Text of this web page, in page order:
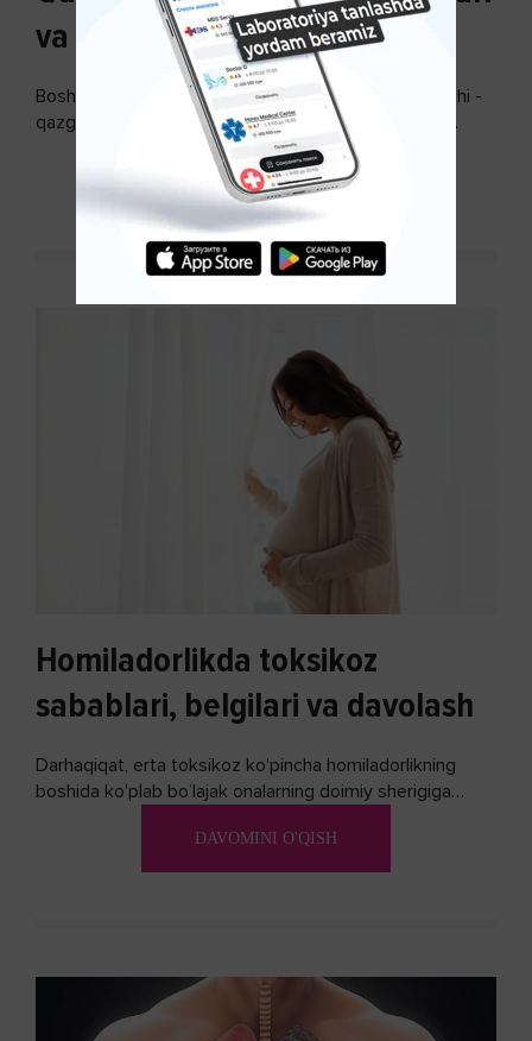
va uni davolash
Bosh terisidagi mayda yoki katta teri bo’laklari ajralishi -
qazg’oq deyiladi. Ular katta miqdorda bo’lsa, kiyim-
kechakka tushib, yoqimsiz...
DAVOMINI O'QISH
Homiladorlikda toksikoz
sabablari, belgilari va davolash
Darhaqiqat, erta toksikoz ko'pincha homiladorlikning
boshida ko'plab bo’lajak onalarning doimiy sherigiga
biron bir usuli bormi?DAVOMINI O'QISH